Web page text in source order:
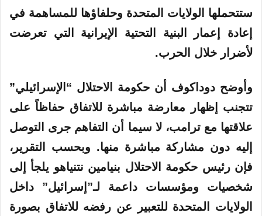
ستتحملها الولايات المتحدة وحلفاؤها للمساهمة في
إعادة إعمار البنية التحتية الإيرانية التي تعرضت
لأضرار خلال الحرب.
وأوضح دوداكوف أن حكومة الاحتلال “الإسرائيلي”
تتجنب إظهار معارضة مباشرة للاتفاق حفاظاً على
علاقتها مع ترامب، لا سيما أن التفاهم جرى التوصل
إليه دون مشاركة مباشرة منها. وبحسب التقرير،
فإن رئيس حكومة الاحتلال بنيامين نتنياهو يلجأ إلى
شخصيات ومؤسسات داعمة لـ”إسرائيل” داخل
الولايات المتحدة للتعبير عن رفضه للاتفاق بصورة